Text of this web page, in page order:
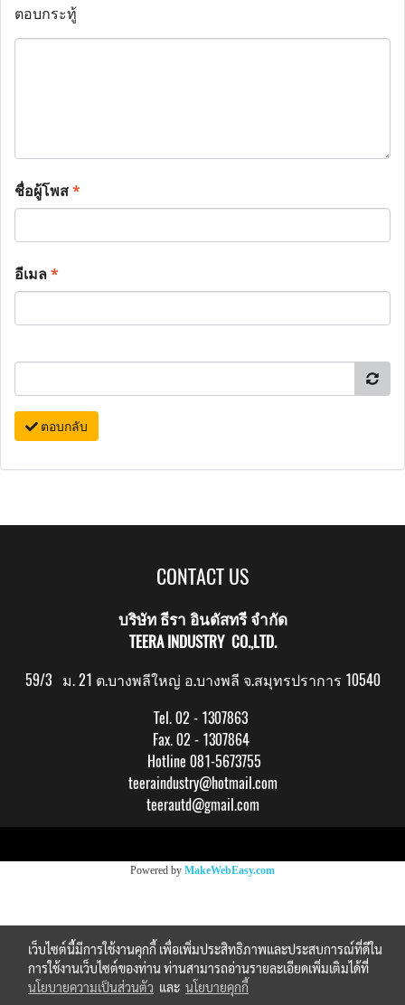
ตอบกระทู้
ชื่อผู้โพส*
อีเมล*
ตอบกลับ
CONTACT US
บริษัท ธีรา อินดัสทรี จำกัด
TEERA INDUSTRY CO.,LTD.
59/3 ม. 21 ต.บางพลีใหญ่ อ.บางพลี จ.สมุทรปราการ 10540
Tel. 02 - 1307863
Fax. 02 - 1307864
Hotline 081-5673755
teeraindustry@hotmail.com
teerautd@gmail.com
Powered by MakeWebEasy.com
เว็บไซต์นี้มีการใช้งานคุกกี้ เพื่อเพิ่มประสิทธิภาพและประสบการณ์ที่ดีใน
การใช้งานเว็บไซต์ของท่าน ท่านสามารถอ่านรายละเอียดเพิ่มเติมได้ที่
นโยบายความเป็นส่วนตัว และ นโยบายคุกกี้